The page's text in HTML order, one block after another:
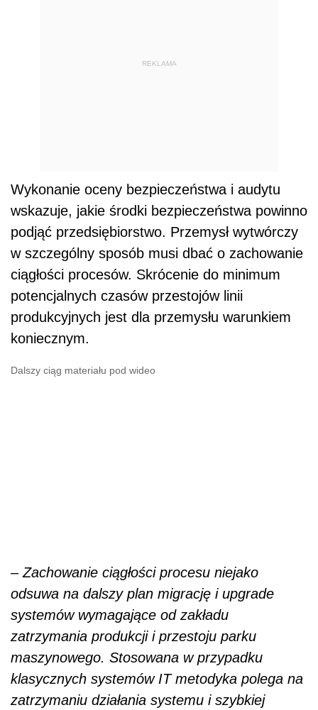
REKLAMA
Wykonanie oceny bezpieczeństwa i audytu
wskazuje, jakie środki bezpieczeństwa powinno
podjąć przedsiębiorstwo. Przemysł wytwórczy
w szczególny sposób musi dbać o zachowanie
ciągłości procesów. Skrócenie do minimum
potencjalnych czasów przestojów linii
produkcyjnych jest dla przemysłu warunkiem
koniecznym.
Dalszy ciąg materiału pod wideo
– Zachowanie ciągłości procesu niejako
odsuwa na dalszy plan migrację i upgrade
systemów wymagające od zakładu
zatrzymania produkcji i przestoju parku
maszynowego. Stosowana w przypadku
klasycznych systemów IT metodyka polega na
zatrzymaniu działania systemu i szybkiej